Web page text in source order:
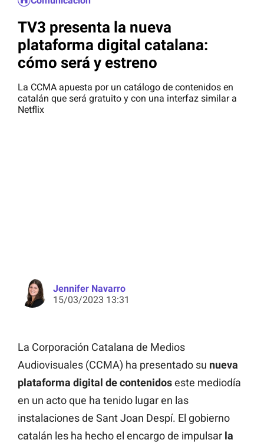
TV3 presenta la nueva
plataforma digital catalana:
cómo será y estreno
La CCMA apuesta por un catálogo de contenidos en
catalán que será gratuito y con una interfaz similar a
Netflix
Jennifer Navarro
15/03/2023 13:31
La Corporación Catalana de Medios
Audiovisuales (CCMA) ha presentado su nueva
plataforma digital de contenidoseste mediodía
en un acto que ha tenido lugar en las
instalaciones de Sant Joan Despí. El gobierno
catalán les ha hecho el encargo de impulsar la